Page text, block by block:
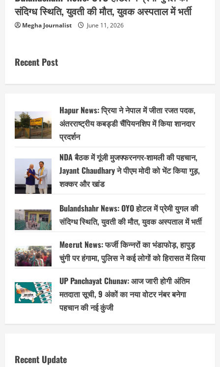
संदिग्ध स्थिति, युवती की मौत, युवक अस्पताल में भर्ती
Megha Journalist June 11, 2026
Recent Post
Hapur News: प्रिया ने नेपाल में जीता रजत पदक,
अंतरराष्ट्रीय कबड्डी चैंपियनशिप में किया शानदार
प्रदर्शन
NDA बैठक में गूंजी मुजफ्फरनगर-शामली की पहचान,
Jayant Chaudhary ने पीएम मोदी को भेंट किया गुड़,
शक्कर और खांड
Bulandshahr News: OYO होटल में प्रेमी युगल की
संदिग्ध स्थिति, युवती की मौत, युवक अस्पताल में भर्ती
Meerut News: फर्जी किन्नरों का भंडाफोड़, हापुड़
चुंगी पर हंगामा, पुलिस ने कई लोगों को हिरासत में लिया
UP Panchayat Chunav: आज जारी होगी अंतिम
मतदाता सूची, 9 अंकों का नया वोटर नंबर बनेगा
पहचान की नई कुंजी
Recent Update